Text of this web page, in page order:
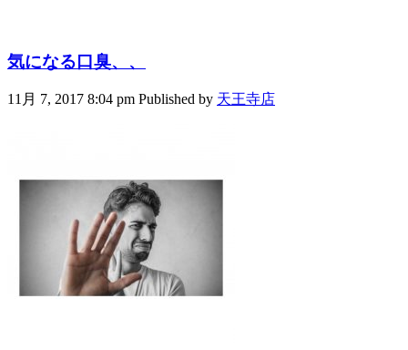
気になる口臭、、
11月 7, 2017 8:04 pm Published by 天王寺店